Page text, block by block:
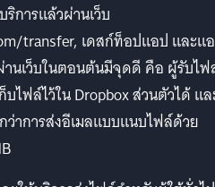
การแล้วผ่านเว็บ
transfer, เดสก์ท็อปแอป และแอ
นเว็บในตอนต้นมีจุดดี คือ ผู้รับไ
ไฟล์ไว้ใน Dropbox ส่วนตัวได้ แ
ว่าการส่งอีเมลแบบแนบไฟล์ด้วย